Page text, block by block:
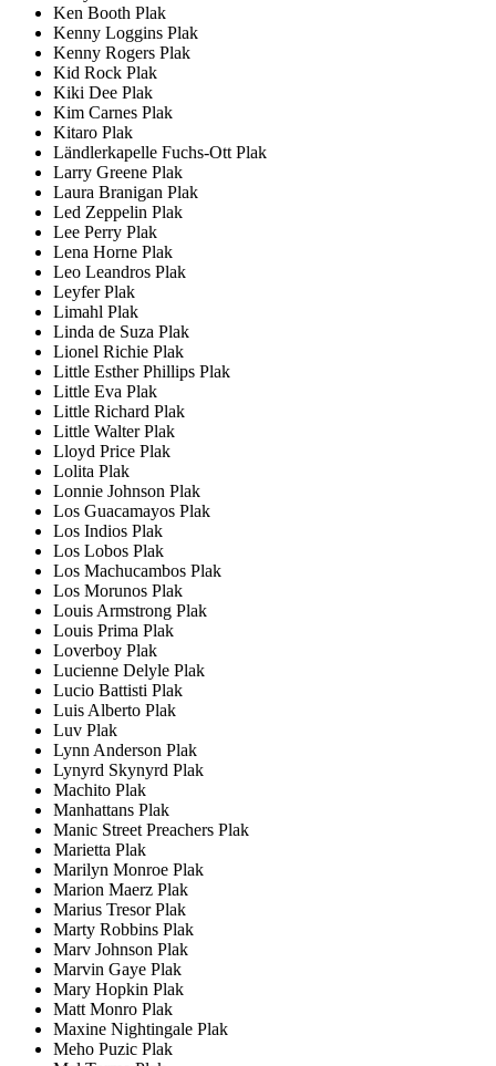
Ken Booth Plak
Kenny Loggins Plak
Kenny Rogers Plak
Kid Rock Plak
Kiki Dee Plak
Kim Carnes Plak
Kitaro Plak
Ländlerkapelle Fuchs-Ott Plak
Larry Greene Plak
Laura Branigan Plak
Led Zeppelin Plak
Lee Perry Plak
Lena Horne Plak
Leo Leandros Plak
Leyfer Plak
Limahl Plak
Linda de Suza Plak
Lionel Richie Plak
Little Esther Phillips Plak
Little Eva Plak
Little Richard Plak
Little Walter Plak
Lloyd Price Plak
Lolita Plak
Lonnie Johnson Plak
Los Guacamayos Plak
Los Indios Plak
Los Lobos Plak
Los Machucambos Plak
Los Morunos Plak
Louis Armstrong Plak
Louis Prima Plak
Loverboy Plak
Lucienne Delyle Plak
Lucio Battisti Plak
Luis Alberto Plak
Luv Plak
Lynn Anderson Plak
Lynyrd Skynyrd Plak
Machito Plak
Manhattans Plak
Manic Street Preachers Plak
Marietta Plak
Marilyn Monroe Plak
Marion Maerz Plak
Marius Tresor Plak
Marty Robbins Plak
Marv Johnson Plak
Marvin Gaye Plak
Mary Hopkin Plak
Matt Monro Plak
Maxine Nightingale Plak
Meho Puzic Plak